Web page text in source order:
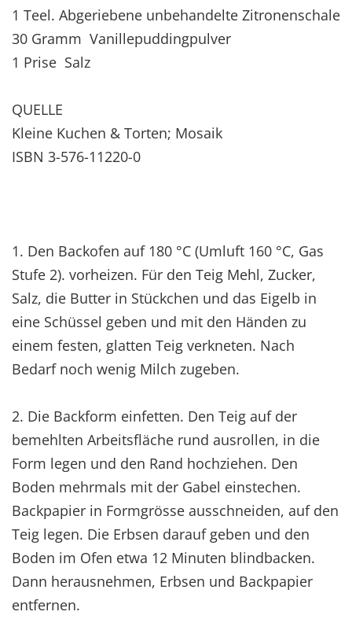
1 Teel. Abgeriebene unbehandelte Zitronenschale
30 Gramm Vanillepuddingpulver
1 Prise Salz
QUELLE
Kleine Kuchen & Torten; Mosaik
ISBN 3-576-11220-0
1. Den Backofen auf 180 °C (Umluft 160 °C, Gas
Stufe 2). vorheizen. Für den Teig Mehl, Zucker,
Salz, die Butter in Stückchen und das Eigelb in
eine Schüssel geben und mit den Händen zu
einem festen, glatten Teig verkneten. Nach
Bedarf noch wenig Milch zugeben.
2. Die Backform einfetten. Den Teig auf der
bemehlten Arbeitsfläche rund ausrollen, in die
Form legen und den Rand hochziehen. Den
Boden mehrmals mit der Gabel einstechen.
Backpapier in Formgrösse ausschneiden, auf den
Teig legen. Die Erbsen darauf geben und den
Boden im Ofen etwa 12 Minuten blindbacken.
Dann herausnehmen, Erbsen und Backpapier
entfernen.